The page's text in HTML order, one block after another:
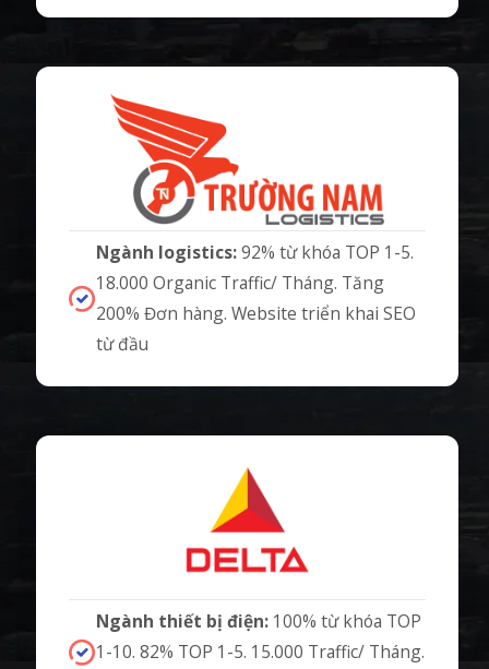
Ngành logistics:92% từ khóa TOP 1-5.
18.000 Organic Traffic/ Tháng. Tăng
200% Đơn hàng. Website triển khai SEO
từ đầu
Ngành thiết bị điện: 100% từ khóa TOP
1-10. 82% TOP 1-5. 15.000 Traffic/ Tháng.